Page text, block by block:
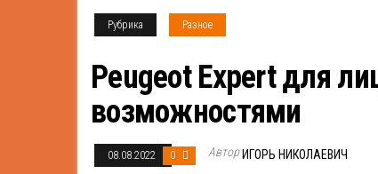
Рубрика Разное
Peugeot Expert для
возможностями
08.08.2022 0 Автор ИГОРЬ НИКОЛАЕВИЧ